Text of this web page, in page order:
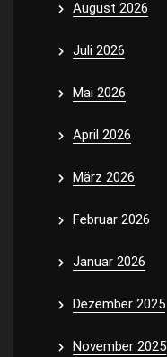
August 2026
Juli 2026
Mai 2026
April 2026
März 2026
Februar 2026
Januar 2026
Dezember 2025
November 2025